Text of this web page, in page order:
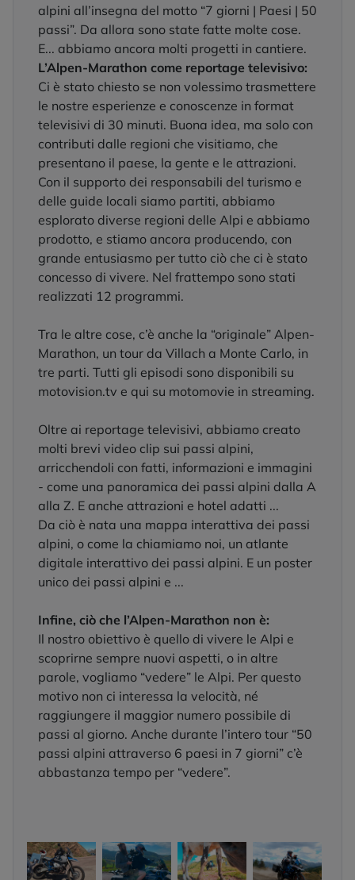
alpini all’insegna del motto “7 giorni | Paesi | 50
passi”. Da allora sono state fatte molte cose.
E... abbiamo ancora molti progetti in cantiere.
L’Alpen-Marathon come reportage televisivo:
Ci è stato chiesto se non volessimo trasmettere
le nostre esperienze e conoscenze in format
televisivi di 30 minuti. Buona idea, ma solo con
contributi dalle regioni che visitiamo, che
presentano il paese, la gente e le attrazioni.
Con il supporto dei responsabili del turismo e
delle guide locali siamo partiti, abbiamo
esplorato diverse regioni delle Alpi e abbiamo
prodotto, e stiamo ancora producendo, con
grande entusiasmo per tutto ciò che ci è stato
concesso di vivere. Nel frattempo sono stati
realizzati 12 programmi.
Tra le altre cose, c’è anche la “originale” Alpen-
Marathon, un tour da Villach a Monte Carlo, in
tre parti. Tutti gli episodi sono disponibili su
motovision.tv e qui su motomovie in streaming.
Oltre ai reportage televisivi, abbiamo creato
molti brevi video clip sui passi alpini,
arricchendoli con fatti, informazioni e immagini
- come una panoramica dei passi alpini dalla A
alla Z. E anche attrazioni e hotel adatti ...
Da ciò è nata una mappa interattiva dei passi
alpini, o come la chiamiamo noi, un atlante
digitale interattivo dei passi alpini. E un poster
unico dei passi alpini e ...
Infine, ciò che l’Alpen-Marathon non è:
Il nostro obiettivo è quello di vivere le Alpi e
scoprirne sempre nuovi aspetti, o in altre
parole, vogliamo “vedere” le Alpi. Per questo
motivo non ci interessa la velocità, né
raggiungere il maggior numero possibile di
passi al giorno. Anche durante l’intero tour “50
passi alpini attraverso 6 paesi in 7 giorni” c’è
abbastanza tempo per “vedere”.